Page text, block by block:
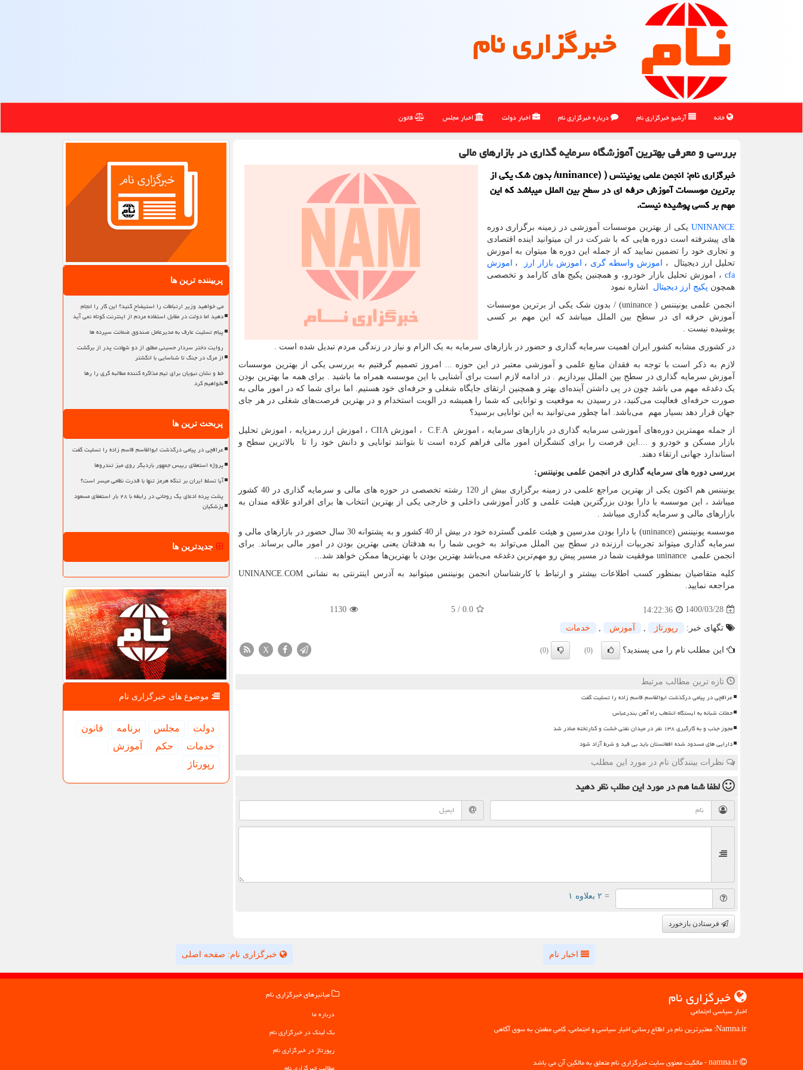
خبرگزاری نام
خانه آرشیو خبرگزاری نام درباره خبرگزاری نام اخبار دولت اخبار مجلس قانون
بررسی و معرفی بهترین آموزشگاه سرمایه گذاری در بازارهای مالی
خبرگزاری نام: انجمن علمی یونیننس ( (uninance/ بدون شك یكی از
برترین موسسات آموزش حرفه ای در سطح بین الملل میباشد كه این
مهم بر كسی پوشیده نیست.
UNINANCE یکی از بهترین موسسات آموزشی در زمینه برگزاری دوره
های پیشرفته است دوره هایی که با شرکت در ان میتوانید اینده اقتصادی
و تجاری خود را تضمین نمایید که از جمله این دوره ها میتوان به اموزش
تحلیل ارز دیجیتال ،
اموزش واسطه گری ، اموزش بازار ارز ،
اموزش
cfa ، اموزش تحلیل بازار خودرو، و همچنین پکیج های کارامد و تخصصی
همچون پکیج ارز دیجیتال اشاره نمود
انجمن علمی یونیننس ( (uninance / بدون شک یکی از برترین موسسات
آموزش حرفه ای در سطح بین الملل میباشد که این مهم بر کسی
پوشیده نیست .
در کشوری مشابه کشور ایران اهمیت سرمایه گذاری و حضور در بازارهای سرمایه به یک الزام و نیاز در زندگی مردم تبدیل شده است .
لازم به ذکر است با توجه به فقدان منابع علمی و آموزشی معتبر در این حوزه ... امروز تصمیم گرفتیم به بررسی یکی از بهترین موسسات
آموزش سرمایه گذاری در سطح بین الملل بپردازیم . در ادامه لازم است برای آشنایی با این موسسه همراه ما باشید . برای همه ما بهترین بودن
یک دغدغه مهم می باشد چون در پی داشتن آینده‌ای بهتر و همچنین ارتقای جایگاه شغلی و حرفه‌ای خود هستیم. اما برای شما که در امور مالی به
صورت حرفه‌ای فعالیت می‌کنید، در رسیدن به موقعیت و توانایی که شما را همیشه در الویت استخدام و در بهترین فرصت‌های شغلی در هر جای
جهان قرار دهد بسیار مهم می‌باشد. اما چطور می‌توانید به این توانایی برسید؟
از جمله مهمترین دوره‌های آموزشی سرمایه گذاری در بازارهای سرمایه ، اموزشC.F.A ، اموزشCIIA ، اموزش ارز رمزپایه ، اموزش تحلیل
بازار مسکن و خودرو و ....این فرصت را برای کنشگران امور مالی فراهم کرده است تا بتوانند توانایی و دانش خود را تا بالاترین سطح و
استاندارد جهانی ارتقاء دهند.
بررسی دوره های سرمایه گذاری در انجمن علمی یونیننس:
یونیننس هم اکنون یکی از بهترین مراجع علمی در زمینه برگزاری بیش از 120 رشته تخصصی در حوزه های مالی و سرمایه گذاری در 40 کشور
میباشد ، این موسسه با دارا بودن بزرگترین هیئت علمی و کادر آموزشی داخلی و خارجی یکی از بهترین انتخاب ها برای افرادو علاقه مندان به
بازارهای مالی و سرمایه گذاری میباشد .
موسسه یونیننس (uninance
) با دارا بودن مدرسین و هیئت علمی گسترده خود در بیش از 40 کشور و به پشتوانه 30 سال حضور در بازارهای مالی و
سرمایه گذاری میتواند تجربیات ارزنده در سطح بین الملل می‌تواند به خوبی شما را به هدفتان یعنی بهترین بودن در امور مالی برساند. برای
انجمن علمی uninance موفقیت شما در مسیر پیش رو مهم‌ترین دغدغه می‌باشد بهترین بودن با بهترین‌ها ممکن خواهد شد...
کلیه متقاضیان بمنظور کسب اطلاعات بیشتر و ارتباط با کارشناسان انجمن یونیننس میتوانید به آدرس اینترنتی به نشانی UNINANCE.COM
مراجعه نمایید.
1400/03/28
14:22:36
0.0
/
5
1130
تگهای خبر: رپورتاژ آموزش خدمات
این مطلب نام را می پسندید؟ (0)
(0)
X
تازه ترین مطالب مرتبط
عراقچی در پیامی درگذشت ابوالقاسم قاسم زاده را تسلیت گفت
حملات شبانه به ایستگاه انشعاب راه آهن بندرعباس
مجوز جذب و به کارگیری ۱۳۸ نفر در میدان نفتی خشت و کنارتخته صادر شد
دارایی های مسدود شده افغانستان باید بی قید و شرط آزاد شود
نظرات بینندگان نام در مورد این مطلب
لطفا شما همدر مورد این مطلبنظر دهید
= ۲ بعلاوه ۱
فرستادن بازخورد
پربیننده ترین ها
می خواهید وزیر ارتباطات را استیضاح کنید؟ این کار را انجام
دهید اما دولت در مقابل استفاده مردم از اینترنت کوتاه نمی آید
پیام تسلیت عارف به مدیرعامل صندوق ضمانت سپرده ها
روایت دختر سردار حسینی مطلق از دو شهادت پدر از برگشت
از مرگ در جنگ تا شناسایی با انگشتر
خط و نشان نبویان برای تیم مذاکره کننده مطالبه گری را رها
نخواهیم کرد
پربحث ترین ها
عراقچی در پیامی درگذشت ابوالقاسم قاسم زاده را تسلیت گفت
پروژه استعفای رییس جمهور باردیگر روی میز تندروها
آیا تسلط ایران بر تنگه هرمز تنها با قدرت نظامی میسر است؟
پشت پرده ادعای یک روحانی در رابطه با ۲۸ بار استعفای مسعود
پزشکیان
جدیدترین ها
موضوع های خبرگزاری نام
دولت مجلس برنامه
قانون
خدمات
حكم
آموزش
رپورتاژ
اخبار نام خبرگزاری نام: صفحه اصلی
خبرگزاری نام
اخبار سیاسی اجتماعی
Namna.ir: معتبرترین نام در اطلاع رسانی اخبار سیاسی و اجتماعی، گامی مطمئن به سوی آگاهی
میانبرهای خبرگزاری نام
درباره ما
بک لینک در خبرگزاری نام
رپورتاژ در خبرگزاری نام